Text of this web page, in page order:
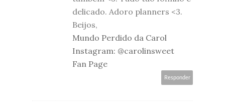
delicado. Adoro planners <3.
Beijos,
Mundo Perdido da Carol
Instagram: @carolinsweet
Fan Page
Responder